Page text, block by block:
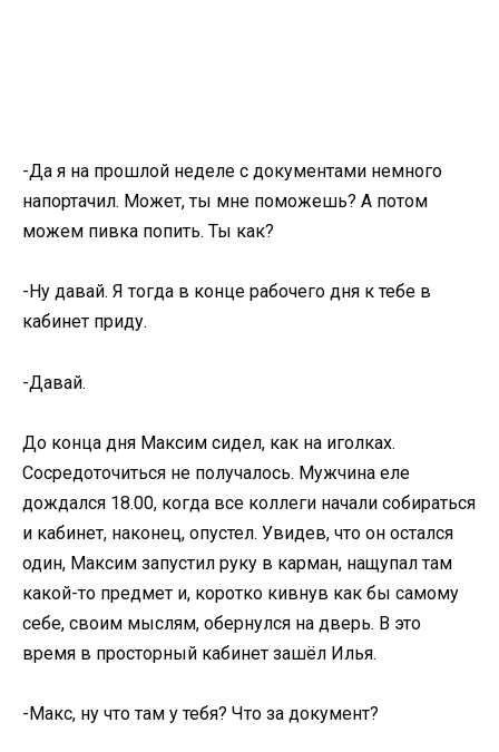
-Да я на прошлой неделе с документами немного
напортачил. Может, ты мне поможешь? А потом
можем пивка попить. Ты как?
-Ну давай. Я тогда в конце рабочего дня к тебе в
кабинет приду.
-Давай.
До конца дня Максим сидел, как на иголках.
Сосредоточиться не получалось. Мужчина еле
дождался 18.00, когда все коллеги начали собираться
и кабинет, наконец, опустел. Увидев, что он остался
один, Максим запустил руку в карман, нащупал там
какой-то предмет и, коротко кивнув как бы самому
себе, своим мыслям, обернулся на дверь. В это
время в просторный кабинет зашёл Илья.
-Макс, ну что там у тебя? Что за документ?